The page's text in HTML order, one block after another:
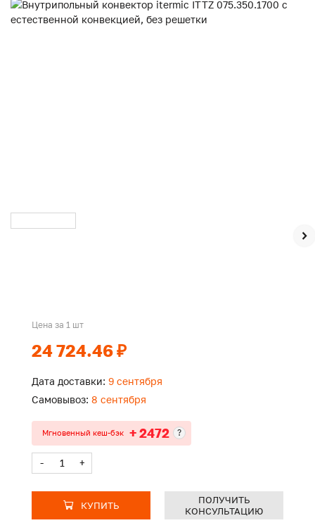
Цена за 1 шт
24 724.46 ₽
Дата доставки: 9 сентября
Самовывоз: 8 сентября
Мгновенный кеш-бэк + 2472 ?
- +
КУПИТЬ
ПОЛУЧИТЬ
КОНСУЛЬТАЦИЮ